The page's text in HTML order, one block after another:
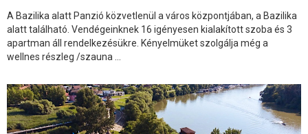
A Bazilika alatt Panzió közvetlenül a város központjában, a Bazilika
alatt található. Vendégeinknek 16 igényesen kialakított szoba és 3
apartman áll rendelkezésükre. Kényelmüket szolgálja még a
wellnes részleg /szauna ...